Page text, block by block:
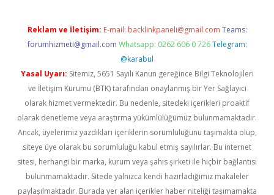
Reklam ve İletişim: E-mail: backlinkpaneli@gmail.com Teams:
forumhizmeti@gmail.com Whatsapp: 0262 606 0 726 Telegram:
@karabul
Yasal Uyarı: Sitemiz, 5651 Sayılı Kanun gereğince Bilgi Teknolojileri
ve İletişim Kurumu (BTK) tarafından onaylanmış bir Yer Sağlayıcı
olarak hizmet vermektedir. Bu nedenle, sitedeki içerikleri proaktif
olarak denetleme veya araştırma yükümlülüğümüz bulunmamaktadır.
Ancak, üyelerimiz yazdıkları içeriklerin sorumluluğunu taşımakta olup,
siteye üye olarak bu sorumluluğu kabul etmiş sayılırlar. Bu internet
sitesi, herhangi bir marka, kurum veya şahıs şirketi ile hiçbir bağlantısı
bulunmamaktadır. Sitede yalnızca kendi hazırladığımız makaleler
paylaşılmaktadır. Burada yer alan içerikler haber niteliği taşımamakta